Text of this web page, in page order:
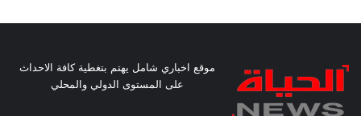
موقع اخباري شامل يهتم بتغطية كافة الاحداث
على المستوى الدولي والمحلي